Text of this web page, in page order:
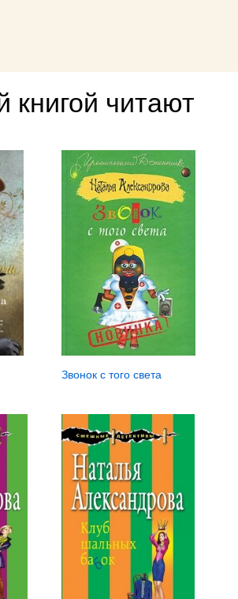
книгой читают
Звонок с того света